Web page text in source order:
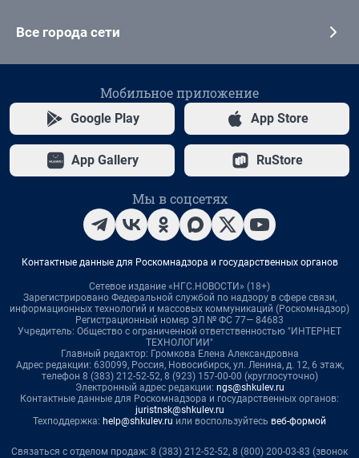
Все города сети
Мобильное приложение
Google Play App Store
App Gallery RuStore
Мы в соцсетях
Контактные данные для Роскомнадзора и государственных органов
Сетевое издание «НГС.НОВОСТИ» (18+)
Зарегистрировано Федеральной службой по надзору в сфере связи,
информационных технологий и массовых коммуникаций (Роскомнадзор)
Регистрационный номер ЭЛ № ФС 77— 84683
Учредитель: Общество с ограниченной ответственностью "ИНТЕРНЕТ
ТЕХНОЛОГИИ"
Главный редактор: Громкова Елена Александровна
Адрес редакции: 630099, Россия, Новосибирск, ул. Ленина, д. 12, 6 этаж,
телефон 8 (383) 212-52-52, 8 (923) 157-00-00 (круглосуточно)
Электронный адрес редакции: ngs@shkulev.ru
Контактные данные для Роскомнадзора и государственных органов:
juristnsk@shkulev.ru
Техподдержка: help@shkulev.ru или воспользуйтесь веб-формой
Связаться с отделом продаж: 8 (383) 212-52-52, 8 (800) 200-03-83 (звонок